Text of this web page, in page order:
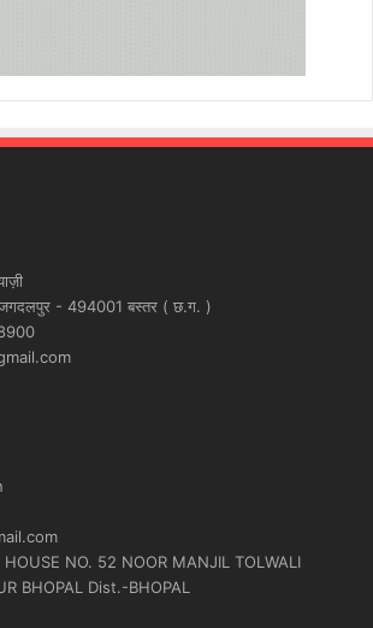
- 494001 बस्तर ( छ.ग. )
NO. 52 NOOR MANJIL TOLWALI
BHOPAL Dist.-BHOPAL